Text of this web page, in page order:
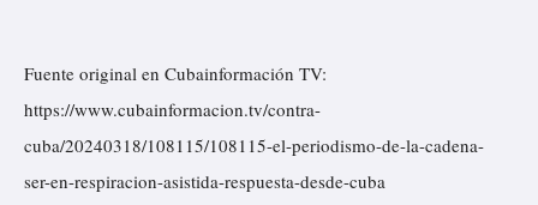
Fuente original en Cubainformación TV:
https://www.cubainformacion.tv/contra-
cuba/20240318/108115/108115-el-periodismo-de-la-cadena-
ser-en-respiracion-asistida-respuesta-desde-cuba